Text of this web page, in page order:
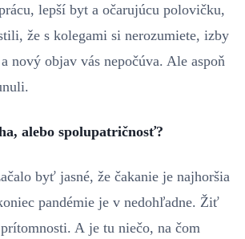
lepší byt a očarujúcu polovičku,
že s kolegami si nerozumiete, izby
nový objav vás nepočúva. Ale aspoň
alebo spolupatričnosť?
byť jasné, že čakanie je najhoršia
pandémie je v nedohľadne. Žiť
A je tu niečo, na čom